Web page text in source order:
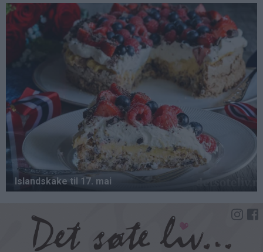
Hopp
hovedinnhold